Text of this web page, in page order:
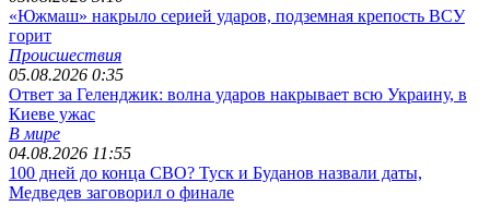
«Южмаш» накрыло серией ударов, подземная крепость ВСУ
горит
Происшествия
05.08.2026 0:35
Ответ за Геленджик: волна ударов накрывает всю Украину, в
Киеве ужас
В мире
04.08.2026 11:55
100 дней до конца СВО? Туск и Буданов назвали даты,
Медведев заговорил о финале